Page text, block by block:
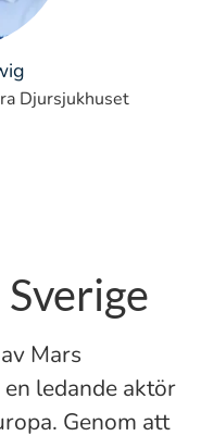
Djursjukhuset
Mars
ledande aktör
Genom att